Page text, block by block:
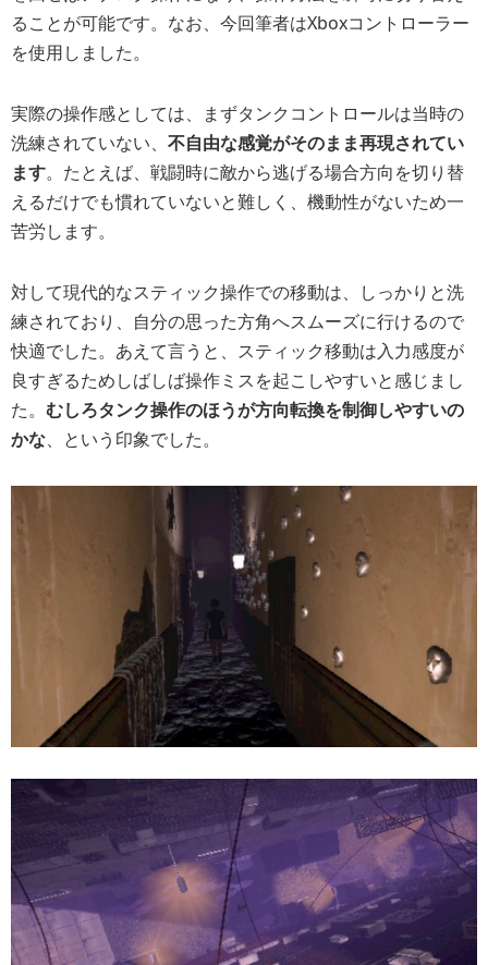
ることが可能です。なお、今回筆者はXboxコントローラー
を使用しました。
実際の操作感としては、まずタンクコントロールは当時の
洗練されていない、 不自由な感覚がそのまま再現されてい
ます。たとえば、戦闘時に敵から逃げる場合方向を切り替
えるだけでも慣れていないと難しく、機動性がないため一
苦労します。
対して現代的なスティック操作での移動は、しっかりと洗
練されており、自分の思った方角へスムーズに行けるので
快適でした。あえて言うと、スティック移動は入力感度が
良すぎるためしばしば操作ミスを起こしやすいと感じまし
た。 むしろタンク操作のほうが方向転換を制御しやすいの
かな、という印象でした。